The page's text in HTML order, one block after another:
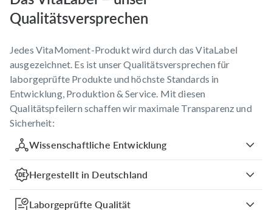
Qualitätsversprechen
Jedes VitaMoment-Produkt wird durch das VitaLabel
ausgezeichnet. Es ist unser Qualitätsversprechen für
laborgeprüfte Produkte und höchste Standards in
Entwicklung, Produktion & Service. Mit diesen
Qualitätspfeilern schaffen wir maximale Transparenz und
Sicherheit:
Wissenschaftliche Entwicklung
Hergestellt in Deutschland
Laborgeprüfte Qualität